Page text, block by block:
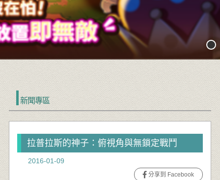
新聞專區
拉普拉斯的神子：俯視角與無鎖定戰鬥
2016-01-09
分享到 Facebook